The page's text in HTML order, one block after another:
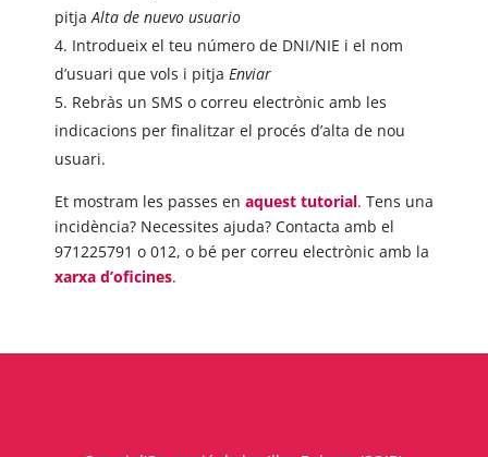
pitjaAlta de nuevo usuario
Introdueix el teu número de DNI/NIE i el nom
d’usuari que vols i pitja Enviar
Rebràs un SMS o correu electrònic amb les
indicacions per finalitzar el procés d’alta de nou
usuari.
Et mostram les passes en aquest tutorial. Tens una
incidència? Necessites ajuda? Contacta amb el
971225791 o 012, o bé per correu electrònic amb la
xarxa d’oficines.